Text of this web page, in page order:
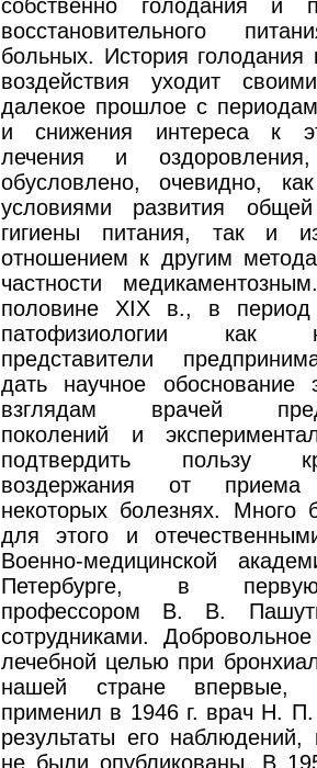
собственно голодания и
восстановительного
больных. История голодания
воздействия уходит
далекое прошлое с
и снижения интереса к
лечения и
обусловлено, очевидно,
условиями развития
гигиены питания, так и
отношением к другим
частности
половине XIX в., в период
патофизиологии как
представители
дать научное обоснование
взглядам врачей
поколений и
подтвердить пользу
воздержания от
некоторых болезнях. Много
для этого и
Военно-медицинской
Петербурге, в
профессором В. В.
сотрудниками.
лечебной целью при
нашей стране впервые,
применил в 1946 г. врач Н.
результаты его
не были опубликованы. В